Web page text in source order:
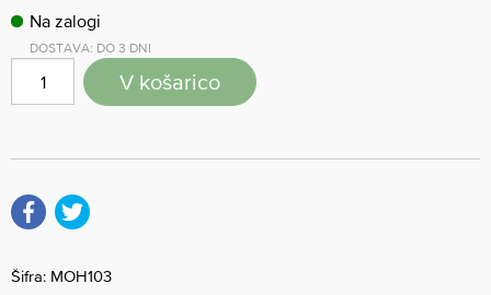
Na zalogi
DOSTAVA: DO 3 DNI
V košarico
Šifra: MOH103